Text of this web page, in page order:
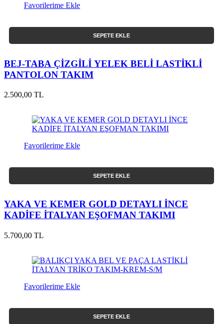
Favorilerime Ekle
SEPETE EKLE
BEJ-TABA ÇİZGİLİ YELEK BELİ LASTİKLİ
PANTOLON TAKIM
2.500,00 TL
Favorilerime Ekle
SEPETE EKLE
YAKA VE KEMER GOLD DETAYLI İNCE
KADİFE İTALYAN EŞOFMAN TAKIMI
5.700,00 TL
Favorilerime Ekle
SEPETE EKLE